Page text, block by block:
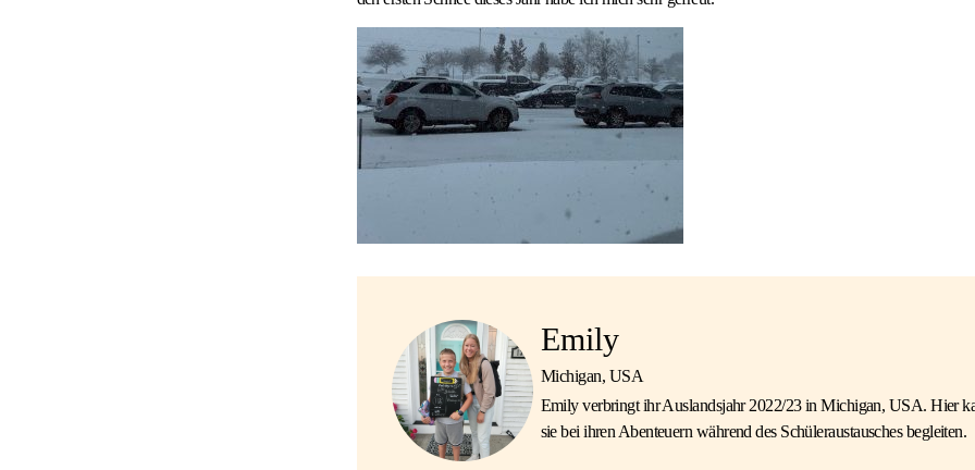
Emily
Michigan, USA
Emily verbringt ihr Auslandsjahr 2022/23 in Michigan, USA. Hier
sie bei ihren Abenteuern während des Schüleraustausches begleiten.